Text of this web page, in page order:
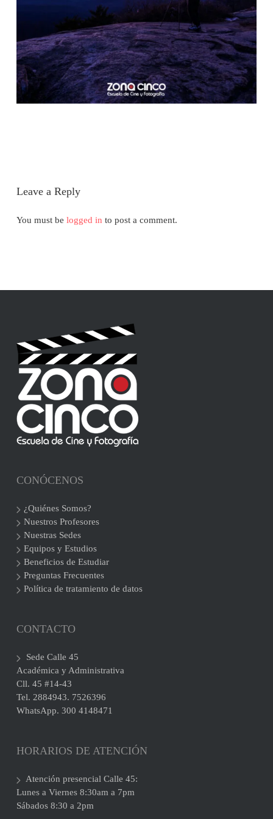
Leave a Reply
You must be logged in to post a comment.
CONÓCENOS
¿Quiénes Somos?
Nuestros Profesores
Nuestras Sedes
Equipos y Estudios
Beneficios de Estudiar
Preguntas Frecuentes
Política de tratamiento de datos
CONTACTO
Sede Calle 45
Académica y Administrativa
Cll. 45 #14-43
Tel. 2884943. 7526396
WhatsApp. 300 4148471
HORARIOS DE ATENCIÓN
Atención presencial Calle 45:
Lunes a Viernes 8:30am a 7pm
Sábados 8:30 a 2pm